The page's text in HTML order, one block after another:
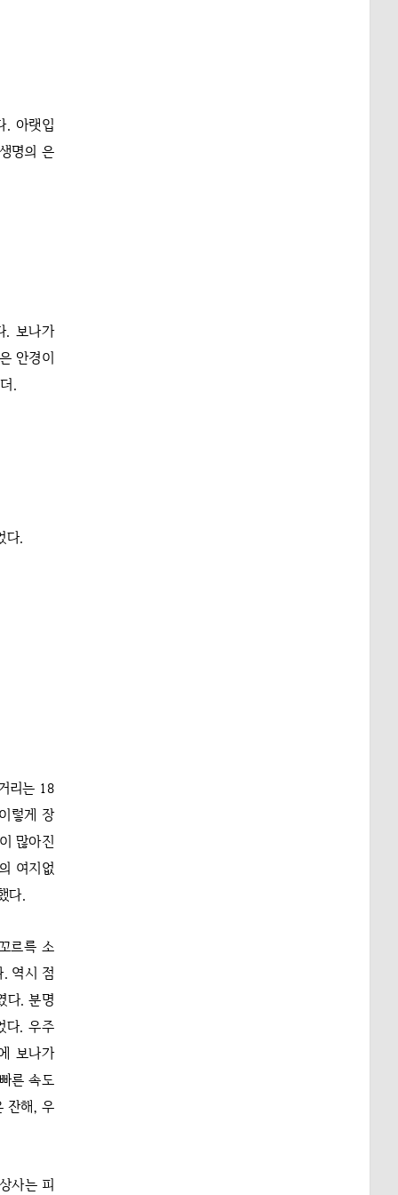
. 아랫입
명의 은
. 보나가
안경이
.
다.
리는 18
렇게 장
많아진
여지없
다.
르륵 소
역시 점
다. 분명
다. 우주
보나가
른 속도
잔해, 우
사는 피